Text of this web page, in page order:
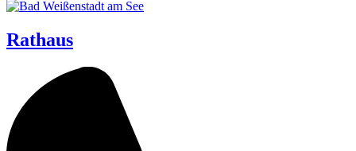
Rathaus